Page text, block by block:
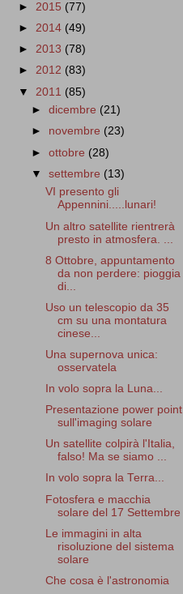
► 2015 (77)
► 2014 (49)
► 2013 (78)
► 2012 (83)
▼ 2011 (85)
►dicembre (21)
► novembre (23)
►ottobre (28)
▼settembre (13)
VI presento gli
Appennini.....lunari!
Un altro satellite rientrerà
presto in atmosfera. ...
8 Ottobre, appuntamento
da non perdere: pioggia
di...
Uso un telescopio da 35
cm su una montatura
cinese...
Una supernova unica:
osservatela
In volo sopra la Luna...
Presentazione power point
sull'imaging solare
Un satellite colpirà l'Italia,
falso! Ma se siamo ...
In volo sopra la Terra...
Fotosfera e macchia
solare del 17 Settembre
Le immagini in alta
risoluzione del sistema
solare
Che cosa è l'astronomia